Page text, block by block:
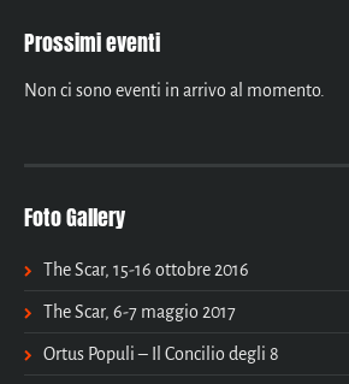
Prossimi eventi
Non ci sono eventi in arrivo al momento.
Foto Gallery
The Scar, 15-16 ottobre 2016
The Scar, 6-7 maggio 2017
Ortus Populi – Il Concilio degli 8